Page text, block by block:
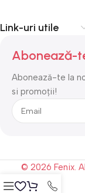
Link-uri utile
Abonează-
Abonează-te la
si promoții!
© 2026 Fenix.